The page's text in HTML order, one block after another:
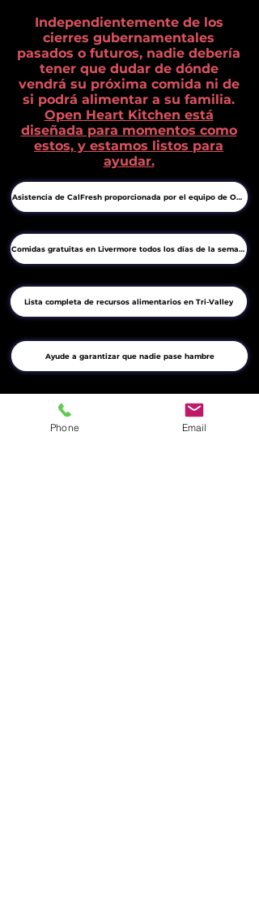
Independientemente de los
cierres gubernamentales
pasados ​​o futuros, nadie debería
tener que dudar de dónde
vendrá su próxima comida ni de
si podrá alimentar a su familia.
Open Heart Kitchen está
diseñada para momentos como
estos, y estamos listos para
ayudar.
Asistencia de CalFresh proporcionada por el equipo de OHK
Comidas gratuitas en Livermore todos los días de la semana
Lista completa de recursos alimentarios en Tri-Valley
Ayude a garantizar que nadie pase hambre
Phone Email